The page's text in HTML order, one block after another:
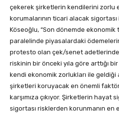
çekerek şirketlerin kendilerini zorlu
korumalarının ticari alacak sigortası
Köseoğlu, “Son dönemde
paralelinde piyasalardaki
protesto olan çek/senet
riskinin bir önceki yıla göre arttığı bir
kendi ekonomik zorlukları ile geldiği
şirketleri koruyacak en önemli
karşımıza çıkıyor. Şirketlerin hayat
sigortası risklerden korunmanın en